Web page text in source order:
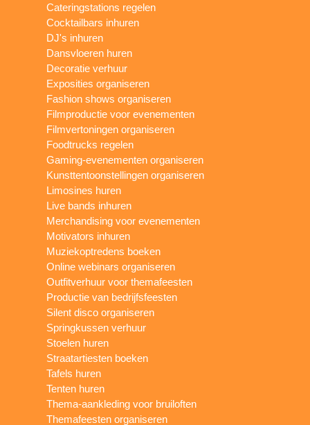
Cateringstations regelen
Cocktailbars inhuren
DJ's inhuren
Dansvloeren huren
Decoratie verhuur
Exposities organiseren
Fashion shows organiseren
Filmproductie voor evenementen
Filmvertoningen organiseren
Foodtrucks regelen
Gaming-evenementen organiseren
Kunsttentoonstellingen organiseren
Limosines huren
Live bands inhuren
Merchandising voor evenementen
Motivators inhuren
Muziekoptredens boeken
Online webinars organiseren
Outfitverhuur voor themafeesten
Productie van bedrijfsfeesten
Silent disco organiseren
Springkussen verhuur
Stoelen huren
Straatartiesten boeken
Tafels huren
Tenten huren
Thema-aankleding voor bruiloften
Themafeesten organiseren